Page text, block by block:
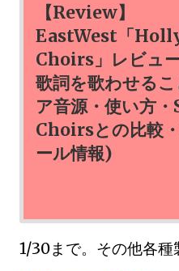
【Review】
EastWest「
Choirs」レビュ
歌詞を歌わせる
ア音源・使い方
Choirsとの比較
ール情報)
1/30まで。その他各種